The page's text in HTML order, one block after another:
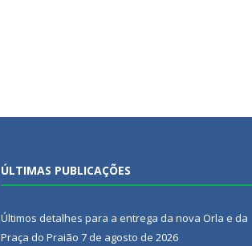
ÚLTIMAS PUBLICAÇÕES
Últimos detalhes para a entrega da nova Orla e da
Praça do Praião 7 de agosto de 2026